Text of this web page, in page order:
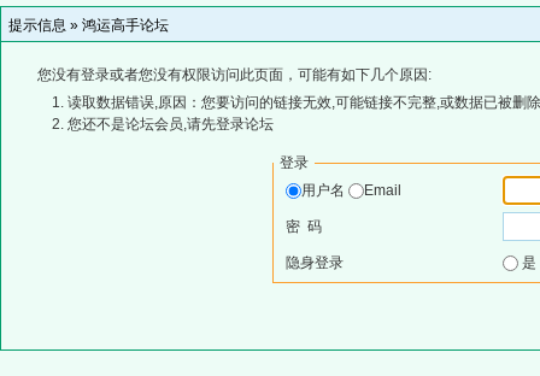
提示信息 » 鸿运高手论坛
您没有登录或者您没有权限访问此页面，可能有如下几个原因:
读取数据错误,原因：您要访问的链接无效,可能链接不完整,或数据已被删
您还不是论坛会员,请先登录论坛
登录
用户名
Email
密 码
隐身登录